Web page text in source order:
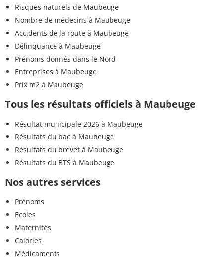
Risques naturels de Maubeuge
Nombre de médecins à Maubeuge
Accidents de la route à Maubeuge
Délinquance à Maubeuge
Prénoms donnés dans le Nord
Entreprises à Maubeuge
Prix m2 à Maubeuge
Tous les résultats officiels à Maubeuge
Résultat municipale 2026 à Maubeuge
Résultats du bac à Maubeuge
Résultats du brevet à Maubeuge
Résultats du BTS à Maubeuge
Nos autres services
Prénoms
Ecoles
Maternités
Calories
Médicaments